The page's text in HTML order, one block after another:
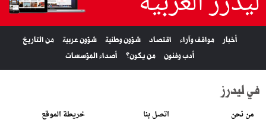
أخبار مواقف وآراء اقتصاد شؤون وطنية شؤون عربية
من التاريخ
أدب وفنون
من يكون؟ أصداء المؤسسات
في ليدرز
من نحن اتصل بنا خريطة الموقع